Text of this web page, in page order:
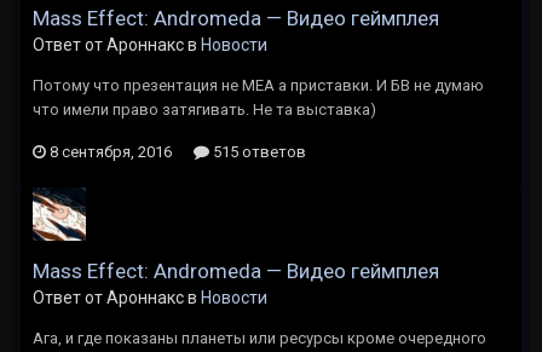
Mass Effect: Andromeda — Видео геймплея
Ответ от Ароннакс в Новости
Потому что презентация не МЕА а приставки. И БВ не думаю
что имели право затягивать. Не та выставка)
8 сентября, 2016 515 ответов
Mass Effect: Andromeda — Видео геймплея
Ответ от Ароннакс в Новости
Ага, и где показаны планеты или ресурсы кроме очередного